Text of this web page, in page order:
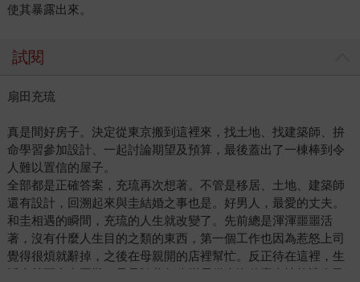
使其暴露出來。
試閱
扇田充琉
真是間好房子。決定從東京搬到這裡來，找土地、找建築師、拚
命學習參加設計、一起討論期望及預算，最後蓋出了一棟棒到令
人難以置信的屋子。
全部都是正確答案，充琉再次想著。不管是移居、土地、建築師
還有設計，回溯起來與圭結婚之事也是。好男人，最愛的丈夫。
和圭相遇的瞬間，充琉的人生就改變了。先前總是渾渾噩噩活
著，沒有什麼人生目的之類的東西，第一個工作也因為惹怒上司
覺得很煩就辭掉，之後在母親開的店裡幫忙。反正待在這裡，生
活上就不會有困難，只是隨著年歲增長從來沒什麼事情能讓自己